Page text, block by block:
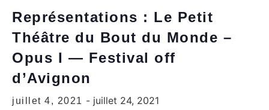
Représentations : Le Petit
Théâtre du Bout du Monde –
Opus I — Festival off
d’Avignon
juillet 4, 2021 - juillet 24, 2021